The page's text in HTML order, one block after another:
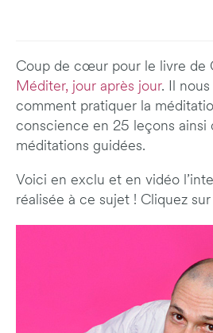
Coup de cœur pour le livre de
Méditer, jour après jour. Il
comment pratiquer la
conscience en 25 leçons ainsi
méditations guidées.
Voici en exclu et en vidéo
réalisée à ce sujet ! Cliquez